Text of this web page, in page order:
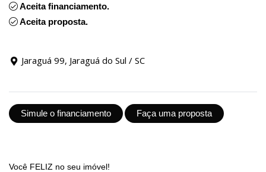
Aceita financiamento.
Aceita proposta.
Jaraguá 99, Jaraguá do Sul / SC
Simule o financiamento Faça uma proposta
Você FELIZ no seu imóvel!